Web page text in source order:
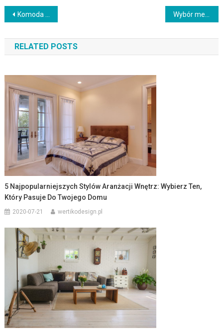
Nawigacja
wpisu
Komoda z litego drewna: Jak wybrać idealny mebel do każdego wnętrza?
RELATED POSTS
5 Najpopularniejszych Stylów Aranżacji Wnętrz: Wybierz Ten,
Który Pasuje Do Twojego Domu
2020-07-21 wertikodesign.pl